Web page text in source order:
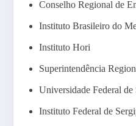
Conselho Regional de
Instituto Brasileiro do
Instituto Hori
Superintendência
Universidade Federal
Instituto Federal de